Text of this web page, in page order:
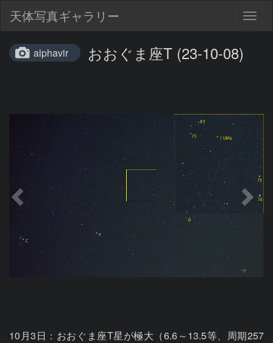
天体写真ギャラリー
alphavir おおぐま座T (23-10-08)
10月3日：おおぐま座T星が極大（6.6～13.5等、周期257